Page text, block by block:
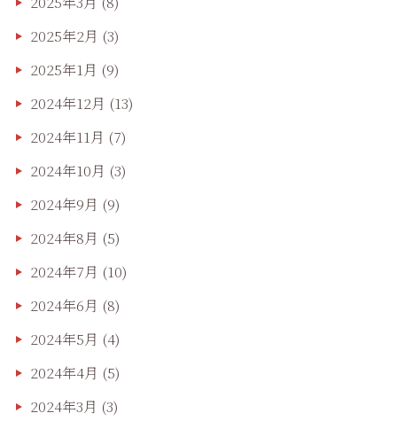
2025年2月 (3)
2025年1月 (9)
2024年12月 (13)
2024年11月 (7)
2024年10月 (3)
2024年9月 (9)
2024年8月 (5)
2024年7月 (10)
2024年6月 (8)
2024年5月 (4)
2024年4月 (5)
2024年3月 (3)